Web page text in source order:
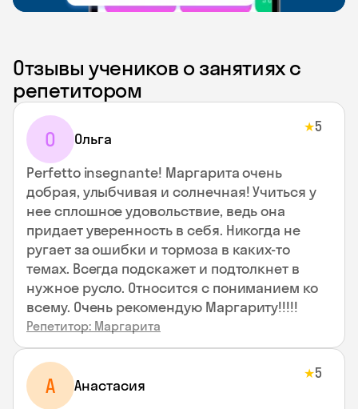
Отзывы учеников о занятиях с
репетитором
О Ольга
★5
Perfetto insegnante! Маргарита очень
добрая, улыбчивая и солнечная! Учиться у
нее сплошное удовольствие, ведь она
придает уверенность в себя. Никогда не
ругает за ошибки и тормоза в каких-то
темах. Всегда подскажет и подтолкнет в
нужное русло. Относится с пониманием ко
всему. Очень рекомендую Маргариту!!!!!
Репетитор: Маргарита
А Анастасия
★5